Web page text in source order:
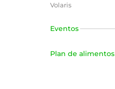
Volaris
Eventos
Plan de alimentos